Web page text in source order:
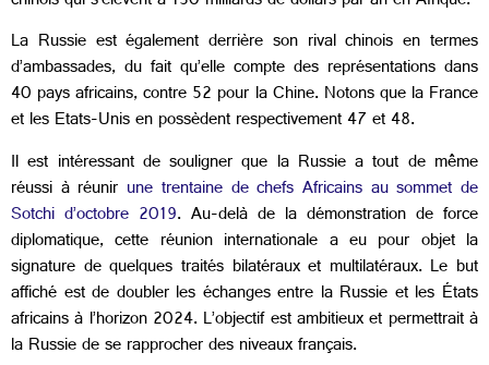
La Russie est également derrière son rival chinois en termes
d’ambassades, du fait qu’elle compte des représentations dans
40 pays africains, contre 52 pour la Chine. Notons que la France
et les Etats-Unis en possèdent respectivement 47 et 48.
Il est intéressant de souligner que la Russie a tout de même
réussi à réunir une trentaine de chefs Africains au sommet de
Sotchi d’octobre 2019. Au-delà de la démonstration de force
diplomatique, cette réunion internationale a eu pour objet la
signature de quelques traités bilatéraux et multilatéraux. Le but
affiché est de doubler les échanges entre la Russie et les États
africains à l’horizon 2024. L’objectif est ambitieux et permettrait à
la Russie de se rapprocher des niveaux français.